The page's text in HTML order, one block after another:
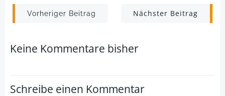
Post
navigation
Vorheriger Beitrag
Post
navigation
Nächster Beitrag
Keine Kommentare bisher
Schreibe einen Kommentar